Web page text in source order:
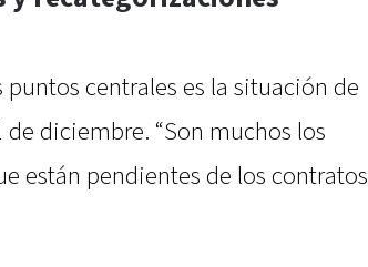
centrales es la situación de
diciembre. “Son muchos los
están pendientes de los contratos